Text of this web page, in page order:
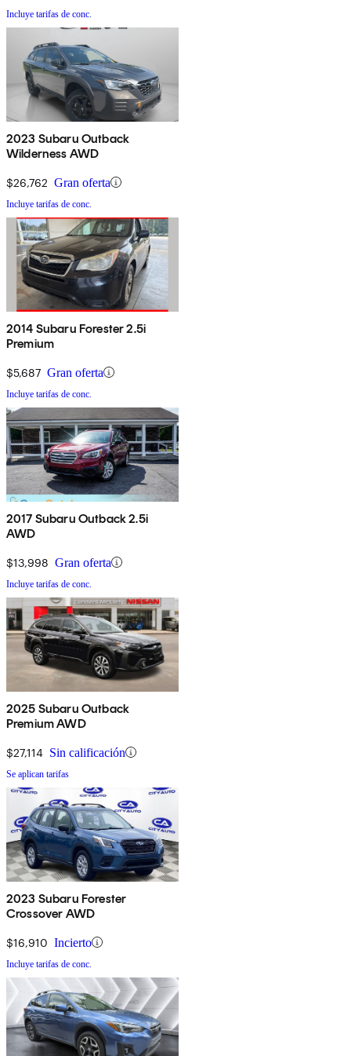
Incluye tarifas de conc.
2023 Subaru Outback
Wilderness AWD
$26,762 Gran oferta
Incluye tarifas de conc.
2014 Subaru Forester 2.5i
Premium
$5,687 Gran oferta
Incluye tarifas de conc.
2017 Subaru Outback 2.5i
AWD
$13,998 Gran oferta
Incluye tarifas de conc.
2025 Subaru Outback
Premium AWD
$27,114 Sin calificación
Se aplican tarifas
2023 Subaru Forester
Crossover AWD
$16,910 Incierto
Incluye tarifas de conc.